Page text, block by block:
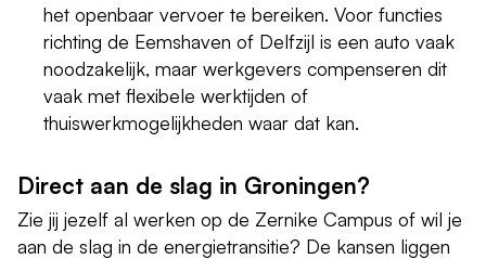
het openbaar vervoer te bereiken. Voor functies
richting de Eemshaven of Delfzijl is een auto vaak
noodzakelijk, maar werkgevers compenseren dit
vaak met flexibele werktijden of
thuiswerkmogelijkheden waar dat kan.
Direct aan de slag in Groningen?
Zie jij jezelf al werken op de Zernike Campus of wil je
aan de slag in de energietransitie? De kansen liggen